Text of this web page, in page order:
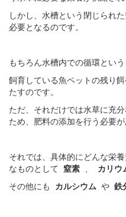
しかし、水槽という閉じられ
必要となるのです。
もちろん水槽内での循環という
飼育している魚ペットの残り
たすのです。
ただ、それだけでは水草に充
ため、肥料の添加を行う必要が
それでは、具体的にどんな栄
なものとして 窒素 、 カリウ
その他にも カルシウム や 鉄